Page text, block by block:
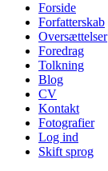
Forside
Forfatterskab
Oversættelser
Foredrag
Tolkning
Blog
CV
Kontakt
Fotografier
Log ind
Skift sprog